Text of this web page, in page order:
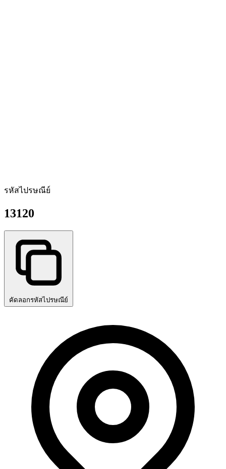
รหัสไปรษณีย์
13120
คัดลอกรหัสไปรษณีย์